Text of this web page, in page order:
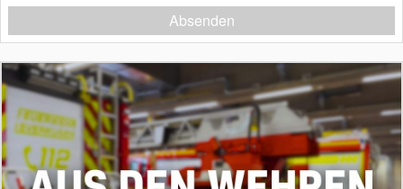
Absenden